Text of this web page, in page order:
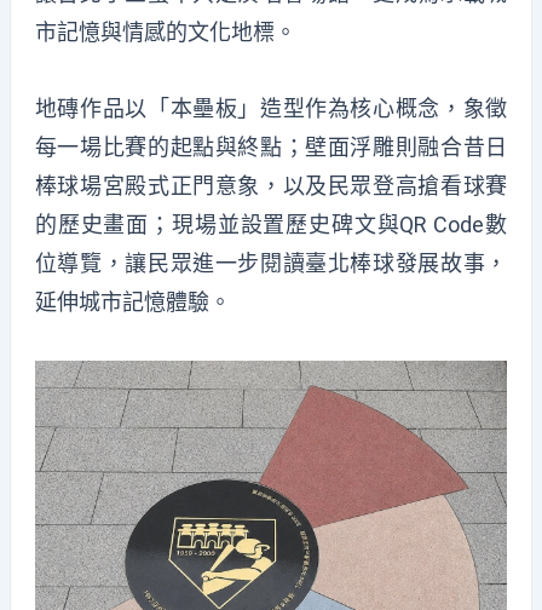
市記憶與情感的文化地標。
地磚作品以「本壘板」造型作為核心概念，象徵
每一場比賽的起點與終點；壁面浮雕則融合昔日
棒球場宮殿式正門意象，以及民眾登高搶看球賽
的歷史畫面；現場並設置歷史碑文與QR Code數
位導覽，讓民眾進一步閱讀臺北棒球發展故事，
延伸城市記憶體驗。